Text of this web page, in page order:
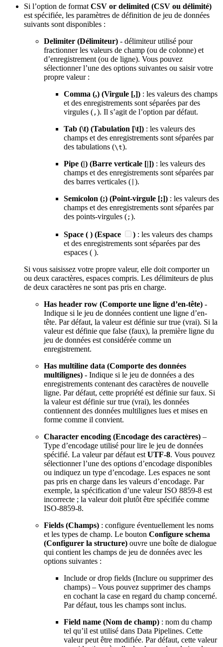
Si l’option de format CSV or delimited (CSV ou délimité)
est spécifiée, les paramètres de définition de jeu de données
suivants sont disponibles :
Delimiter (Délimiteur) - délimiteur utilisé pour
fractionner les valeurs de champ (ou de colonne) et
d’enregistrement (ou de ligne). Vous pouvez
sélectionner l’une des options suivantes ou saisir votre
propre valeur :
Comma (,) (Virgule [,]) : les valeurs des champs
et des enregistrements sont séparées par des
virgules ( , ). Il s’agit de l’option par défaut.
Tab (\t) (Tabulation [\t]) : les valeurs des
champs et des enregistrements sont séparées par
des tabulations (\t).
Pipe (|) (Barre verticale [|]) : les valeurs des
champs et des enregistrements sont séparées par
des barres verticales ( ).
Semicolon (;) (Point-virgule [;]) : les valeurs des
champs et des enregistrements sont séparées par
des points-virgules ( ; ).
Space ( ) (Espace ) : les valeurs des champs
et des enregistrements sont séparées par des
espaces ( ).
Si vous saisissez votre propre valeur, elle doit comporter un
ou deux caractères, espaces compris. Les délimiteurs de plus
de deux caractères ne sont pas pris en charge.
Has header row (Comporte une ligne d’en-tête) -
Indique si le jeu de données contient une ligne d’en-
tête. Par défaut, la valeur est définie sur true (vrai). Si la
valeur est définie que false (faux), la première ligne du
jeu de données est considérée comme un
enregistrement.
Has multiline data (Comporte des données
multilignes) - Indique si le jeu de données a des
enregistrements contenant des caractères de nouvelle
ligne. Par défaut, cette propriété est définie sur faux. Si
la valeur est définie sur true (vrai), les données
contiennent des données multilignes lues et mises en
forme comme il convient.
Character encoding (Encodage des caractères) –
Type d’encodage utilisé pour lire le jeu de données
spécifié. La valeur par défaut est UTF-8. Vous pouvez
sélectionner l’une des options d’encodage disponibles
ou indiquez un type d’encodage. Les espaces ne sont
pas pris en charge dans les valeurs d’encodage. Par
exemple, la spécification d’une valeur ISO 8859-8 est
incorrecte ; la valeur doit plutôt être spécifiée comme
ISO-8859-8.
Fields (Champs) : configure éventuellement les noms
et les types de champ. Le bouton Configure schema
(Configurer la structure) ouvre une boîte de dialogue
qui contient les champs de jeu de données avec les
options suivantes :
Include or drop fields (Inclure ou supprimer des
champs) – Vous pouvez supprimer des champs
en cochant la case en regard du champ concerné.
Par défaut, tous les champs sont inclus.
Field name (Nom de champ) : nom du champ
tel qu’il est utilisé dans Data Pipelines. Cette
valeur peut être modifiée. Par défaut, cette valeur